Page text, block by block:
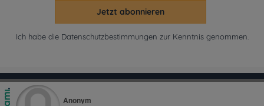
Jetzt abonnieren
Ich habe die Datenschutzbestimmungen zur Kenntnis genommen.